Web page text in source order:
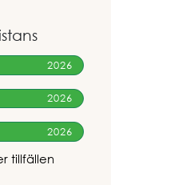
2026
2026
2026
tillfällen